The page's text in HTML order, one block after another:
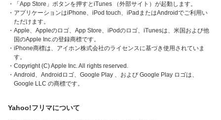
・「App Store」ボタンを押すとiTunes （外部サイト）が起動します。
・アプリケーションはiPhone、iPod touch、iPadまたはAndroidでご利用い
ただけます。
・Apple、Appleのロゴ、App Store、iPodのロゴ、iTunesは、米国および他
国のApple Inc.の登録商標です。
・iPhone商標は、アイホン株式会社のライセンスに基づき使用されていま
す。
・Copyright (C) Apple Inc. All rights reserved.
・Android、Androidロゴ、Google Play 、および Google Play ロゴは、
Google LLC の商標です。
Yahoo!フリマについて